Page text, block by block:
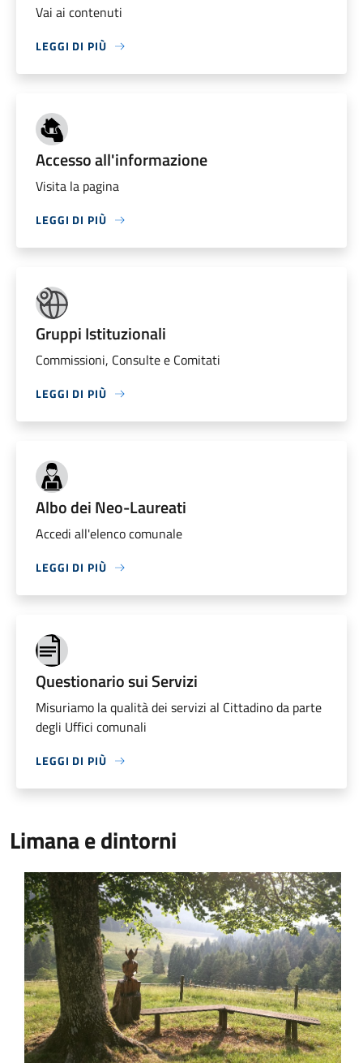
Vai ai contenuti
LEGGI DI PIÙ
Accesso all'informazione
Visita la pagina
LEGGI DI PIÙ
Gruppi Istituzionali
Commissioni, Consulte e Comitati
LEGGI DI PIÙ
Albo dei Neo-Laureati
Accedi all'elenco comunale
LEGGI DI PIÙ
Questionario sui Servizi
Misuriamo la qualità dei servizi al Cittadino da parte
degli Uffici comunali
LEGGI DI PIÙ
Limana e dintorni
Canal del Gat